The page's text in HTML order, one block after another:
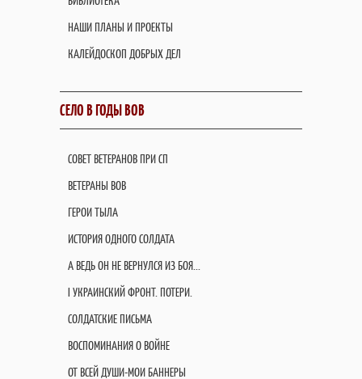
НАШИ ПЛАНЫ И ПРОЕКТЫ
КАЛЕЙДОСКОП ДОБРЫХ ДЕЛ
СЕЛО В ГОДЫ ВОВ
СОВЕТ ВЕТЕРАНОВ ПРИ СП
ВЕТЕРАНЫ ВОВ
ГЕРОИ ТЫЛА
ИСТОРИЯ ОДНОГО СОЛДАТА
А ВЕДЬ ОН НЕ ВЕРНУЛСЯ ИЗ БОЯ...
I УКРАИНСКИЙ ФРОНТ. ПОТЕРИ.
СОЛДАТСКИЕ ПИСЬМА
ВОСПОМИНАНИЯ О ВОЙНЕ
ОТ ВСЕЙ ДУШИ-МОИ БАННЕРЫ